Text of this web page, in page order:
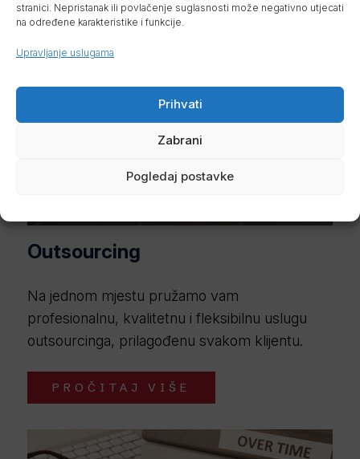
stranici. Nepristanak ili povlačenje suglasnosti može negativno utjecati
na određene karakteristike i funkcije.
Upravljanje uslugama
Prihvati
Zabrani
Pogledaj postavke
Outsourcing
Na jednom mjestu pružamo vam
profesionalnu, kvalitetnu i fleksibilnu uslugu
outsourcinga, prilagođenu svakom klijentu.
PROČITAJ VIŠE